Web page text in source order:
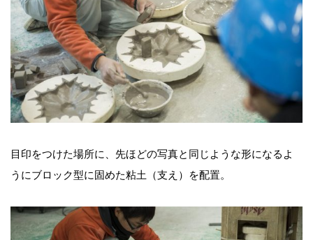
目印をつけた場所に、先ほどの写真と同じような形になるよ
うにブロック型に固めた粘土（支え）を配置。